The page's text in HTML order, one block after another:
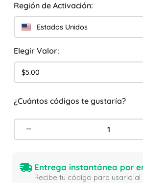
Región de Activación:
Estados Unidos
Elegir Valor:
$5.00
¿Cuántos códigos te gustaría?
Entrega instantánea por
Recibe tu código para usarlo al